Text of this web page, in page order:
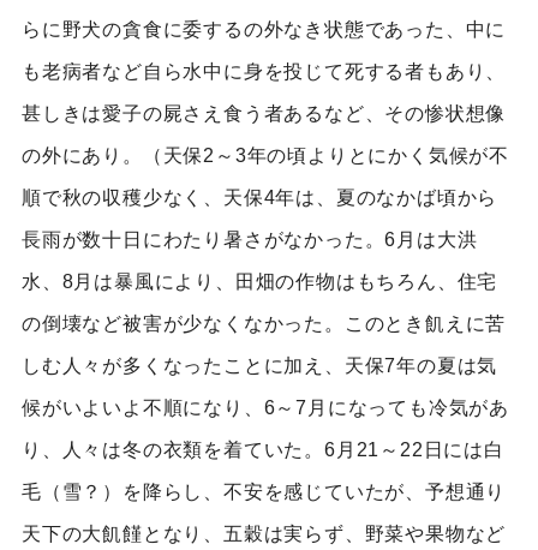
らに野犬の貪食に委するの外なき状態であった、中に
も老病者など自ら水中に身を投じて死する者もあり、
甚しきは愛子の屍さえ食う者あるなど、その惨状想像
の外にあり。（天保2～3年の頃よりとにかく気候が不
順で秋の収穫少なく、天保4年は、夏のなかば頃から
長雨が数十日にわたり暑さがなかった。6月は大洪
水、8月は暴風により、田畑の作物はもちろん、住宅
の倒壊など被害が少なくなかった。このとき飢えに苦
しむ人々が多くなったことに加え、天保7年の夏は気
候がいよいよ不順になり、6～7月になっても冷気があ
り、人々は冬の衣類を着ていた。6月21～22日には白
毛（雪？）を降らし、不安を感じていたが、予想通り
天下の大飢饉となり、五穀は実らず、野菜や果物など